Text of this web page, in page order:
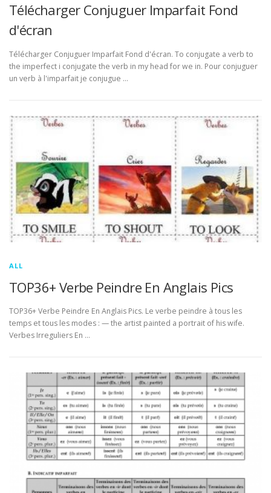
Télécharger Conjuguer Imparfait Fond
d'écran
Télécharger Conjuguer Imparfait Fond d'écran. To conjugate a verb to
the imperfect i conjugate the verb in my head for we in. Pour conjuguer
un verb à l'imparfait je conjugue …
ALL
TOP36+ Verbe Peindre En Anglais Pics
TOP36+ Verbe Peindre En Anglais Pics. Le verbe peindre à tous les
temps et tous les modes : — the artist painted a portrait of his wife.
Verbes Irreguliers En …